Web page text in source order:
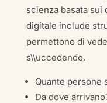
scienza basata sui
digitale include
permettono di
s\\uccedendo.
Quante persone
Da dove